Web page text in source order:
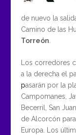
de nuevo la
Camino de las
Torreón
Los corredores
a la derecha el
pasarán por la
Campomanes,
Becerril, San
de Alcorcón
Europa. Los